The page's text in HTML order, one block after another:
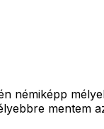
némiképp
mentem